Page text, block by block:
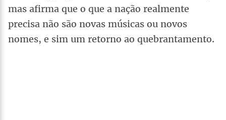
mas afirma que o que a nação realmente
precisa não são novas músicas ou novos
nomes, e sim um retorno ao quebrantamento.